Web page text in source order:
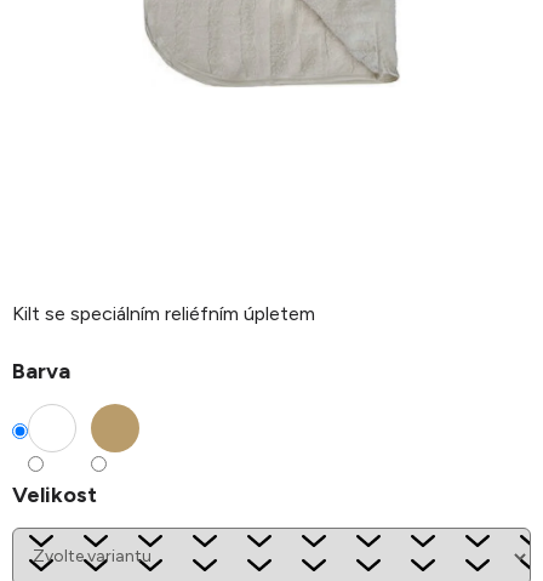
Kilt se speciálním reliéfním úpletem
Barva
Velikost